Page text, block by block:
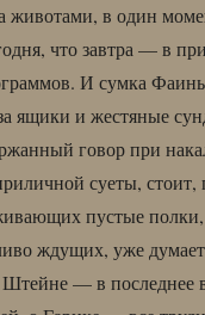
животами, в один
что завтра — в
И сумка
ящики и жестяные
говор при
суеты, стоит,
пустые
ждущих, уже
— в последнее